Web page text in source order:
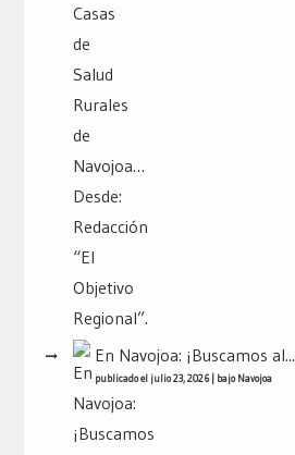
En Navojoa: ¡Buscamos al...
publicado el julio 23, 2026| bajoNavojoa